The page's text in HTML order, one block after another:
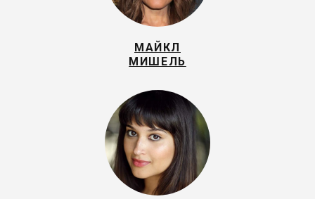
МАЙКЛ
МИШЕЛЬ